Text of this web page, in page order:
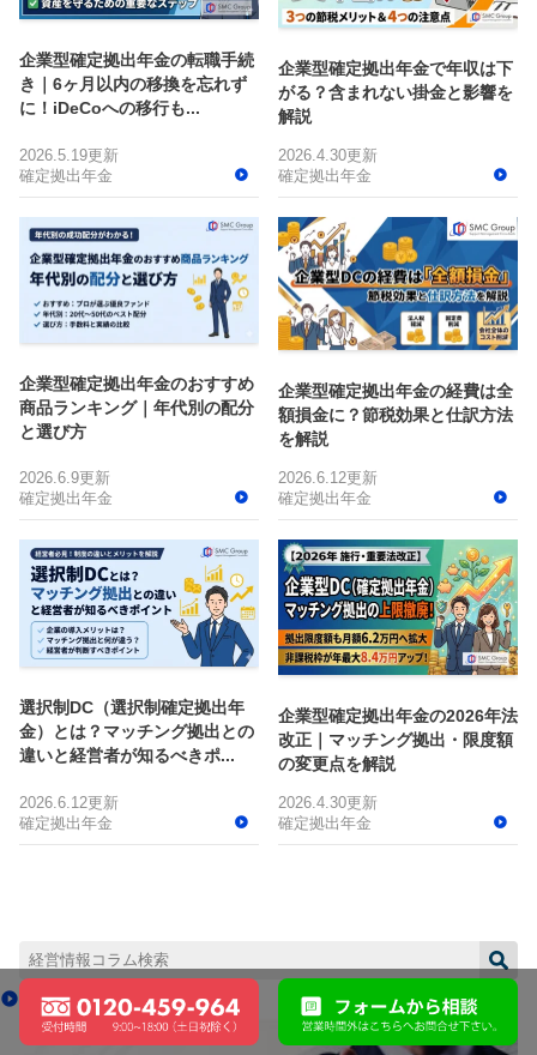
expand_less
企業型確定拠出年金の転職手続
き｜6ヶ月以内の移換を忘れず
に！iDeCoへの移行も...
2026.5.19更新
確定拠出年金
企業型確定拠出年金で年収は下
がる？含まれない掛金と影響を
解説
2026.4.30更新
確定拠出年金
企業型確定拠出年金のおすすめ
商品ランキング｜年代別の配分
と選び方
2026.6.9更新
確定拠出年金
企業型確定拠出年金の経費は全
額損金に？節税効果と仕訳方法
を解説
2026.6.12更新
確定拠出年金
選択制DC（選択制確定拠出年
金）とは？マッチング拠出との
違いと経営者が知るべきポ...
2026.6.12更新
確定拠出年金
企業型確定拠出年金の2026年法
改正｜マッチング拠出・限度額
の変更点を解説
2026.4.30更新
確定拠出年金